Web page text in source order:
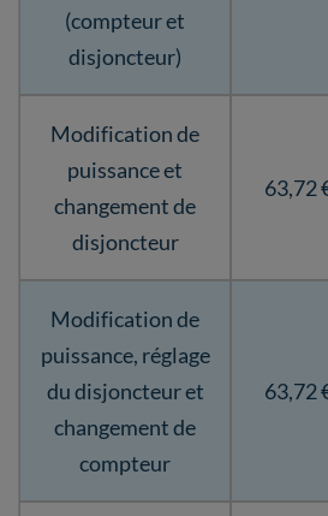
(compteur et
disjoncteur)
Modification de
puissance et
changement de
disjoncteur
63,72
Modification de
puissance, réglage
du disjoncteur et
changement de
compteur
63,72